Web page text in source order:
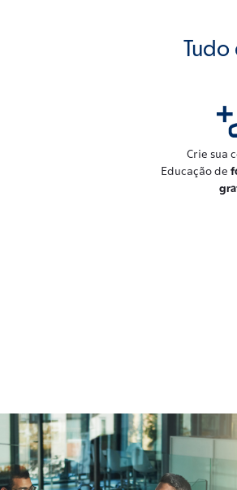
Crie sua
Educação de